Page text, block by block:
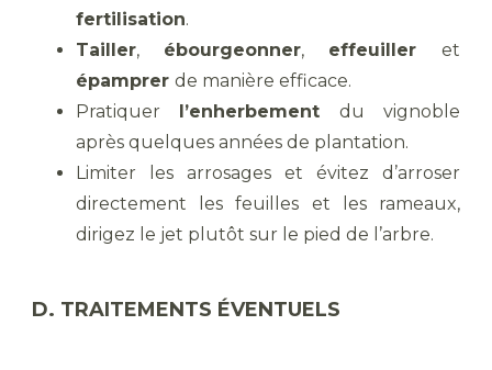
fertilisation.
Tailler, ébourgeonner, effeuiller et
épamprer de manière efficace.
Pratiquer l’enherbement du vignoble
après quelques années de plantation.
Limiter les arrosages et évitez d’arroser
directement les feuilles et les rameaux,
dirigez le jet plutôt sur le pied de l’arbre.
D. TRAITEMENTS ÉVENTUELS